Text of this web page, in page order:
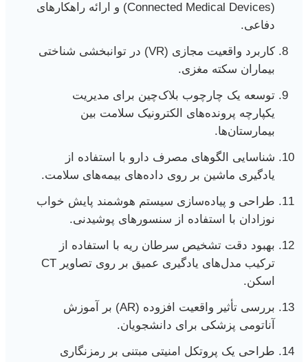
(Connected Medical Devices) و ارائه راهکارهای
دفاعی.
کاربرد واقعیت مجازی (VR) در توانبخشی شناختی
بیماران سکته مغزی.
توسعه یک چارچوب بلاک‌چین برای مدیریت
یکپارچه پرونده‌های الکترونیک سلامت بین
بیمارستان‌ها.
شناسایی الگوهای مصرف دارو با استفاده از
یادگیری ماشین بر روی داده‌های بیمه‌های سلامت.
طراحی و پیاده‌سازی سیستم هوشمند پایش خواب
نوزادان با استفاده از سنسورهای پوشیدنی.
بهبود دقت تشخیص سرطان ریه با استفاده از
ترکیب مدل‌های یادگیری عمیق بر روی تصاویر CT
اسکن.
بررسی تأثیر واقعیت افزوده (AR) بر آموزش
آناتومی پزشکی برای دانشجویان.
طراحی یک پروتکل امنیتی مبتنی بر رمزنگاری